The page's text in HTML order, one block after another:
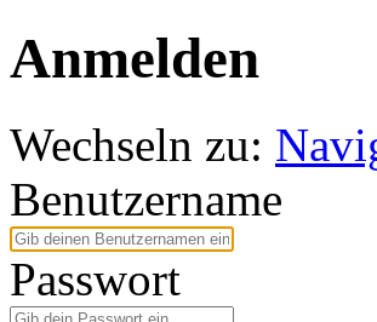
Anmelden
Wechseln zu:
Benutzername
Passwort